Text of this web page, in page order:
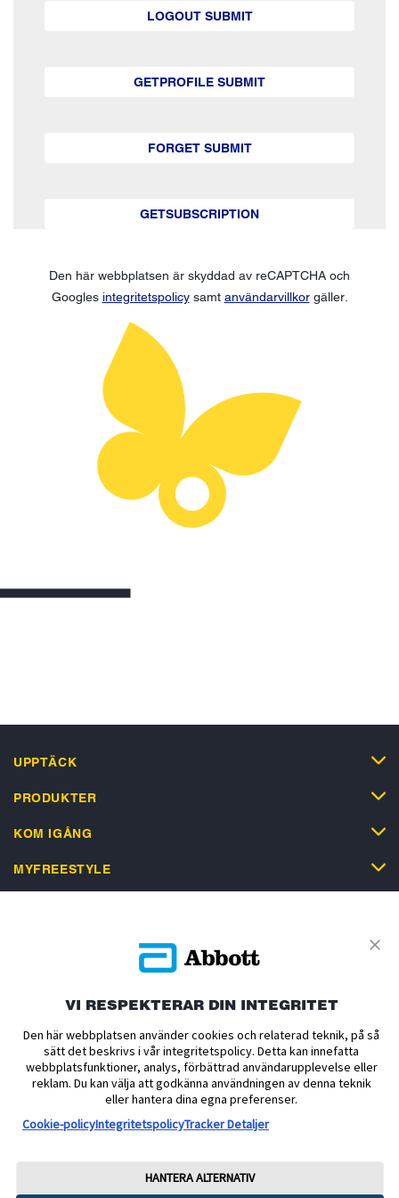
LOGOUT SUBMIT
GETPROFILE SUBMIT
FORGET SUBMIT
GETSUBSCRIPTION
Den här webbplatsen är skyddad av reCAPTCHA och
Googles integritetspolicysamt användarvillkorgäller.
UPPTÄCK
PRODUKTER
KOM IGÅNG
MYFREESTYLE
Användarvillkor och Köpvillkor
Integritetspolicy
Tillgänglighetsutlåtande
Preferenser för cookies
© 2026 Abbott. Alla rättigheter förbehållna. Libre, fjärilslogotypen, sensorns
form och utseende, den gula färgen samt relaterade varumärken och/eller
Andra varumärken tillhör respektive ägare. Ingen användning av Abbotts
varumärken, handelsnamn eller produktutseenden på denna webbplats får
VI RESPEKTERAR DIN INTEGRITET
Den här webbplatsen använder cookies och relaterad teknik, på så
sätt det beskrivs i vår integritetspolicy. Detta kan innefatta
webbplatsfunktioner, analys, förbättrad användarupplevelse eller
reklam. Du kan välja att godkänna användningen av denna teknik
eller hantera dina egna preferenser.
Cookie-policyIntegritetspolicyTracker Detaljer
HANTERA ALTERNATIV